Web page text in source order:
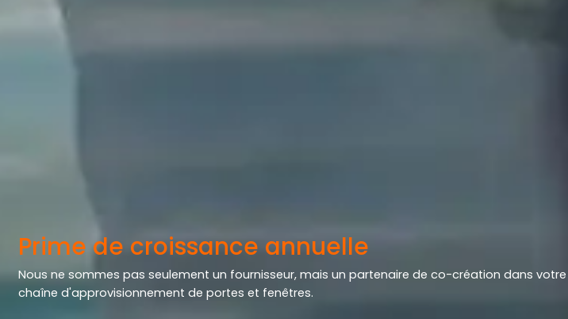
Prime de croissance annuelle
Nous ne sommes pas seulement un fournisseur, mais un partenaire de co-création dans votre
chaîne d'approvisionnement de portes et fenêtres.